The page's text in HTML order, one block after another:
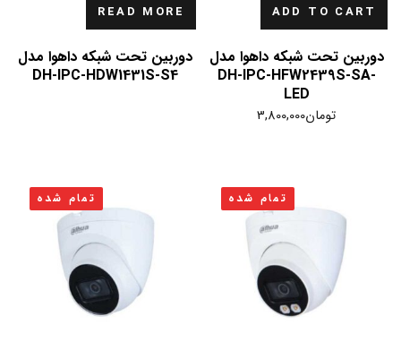
ADD TO CART
دوربین تحت شبکه داهوا مدل
DH-IPC-HFW2439S-SA-
LED
تومان3,800,000
READ MORE
دوربین تحت شبکه داهوا مدل
DH-IPC-HDW1431S-S4
تمام شده تمام شده